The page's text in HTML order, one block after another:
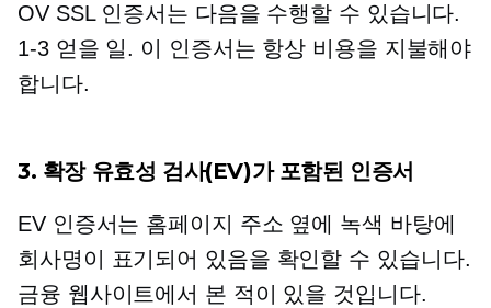
OV SSL 인증서는 다음을 수행할 수 있습니다.
1-3얻을 일. 이 인증서는 항상 비용을 지불해야
합니다.
3. 확장 유효성 검사(EV)가 포함된 인증서
EV 인증서는 홈페이지 주소 옆에 녹색 바탕에
회사명이 표기되어 있음을 확인할 수 있습니다.
금융 웹사이트에서 본 적이 있을 것입니다.